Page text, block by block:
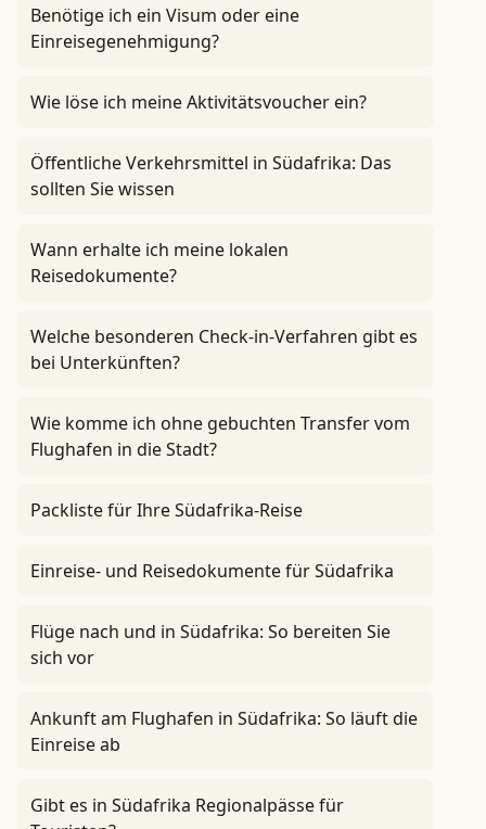
Benötige ich ein Visum oder eine
Einreisegenehmigung?
Wie löse ich meine Aktivitätsvoucher ein?
Öffentliche Verkehrsmittel in Südafrika: Das
sollten Sie wissen
Wann erhalte ich meine lokalen
Reisedokumente?
Welche besonderen Check-in-Verfahren gibt es
bei Unterkünften?
Wie komme ich ohne gebuchten Transfer vom
Flughafen in die Stadt?
Packliste für Ihre Südafrika-Reise
Einreise- und Reisedokumente für Südafrika
Flüge nach und in Südafrika: So bereiten Sie
sich vor
Ankunft am Flughafen in Südafrika: So läuft die
Einreise ab
Gibt es in Südafrika Regionalpässe für